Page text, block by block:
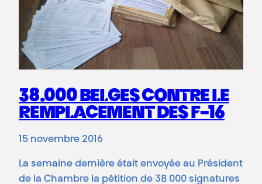
38.000 BELGES CONTRE LE
REMPLACEMENT DES F-16
15 novembre 2016
La semaine dernière était envoyée au Président
de la Chambre la pétition de 38 000 signatures